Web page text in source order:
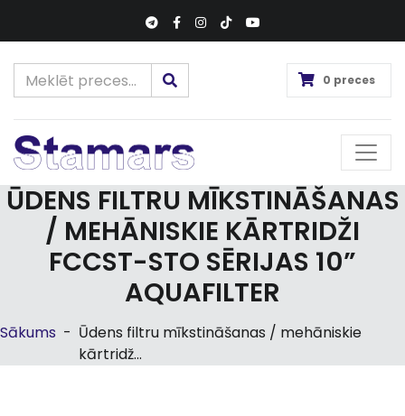
0 preces
ŪDENS FILTRU MĪKSTINĀŠANAS
/ MEHĀNISKIE KĀRTRIDŽI
FCCST-STO SĒRIJAS 10”
AQUAFILTER
Sākums - Ūdens filtru mīkstināšanas / mehāniskie
kārtridž...